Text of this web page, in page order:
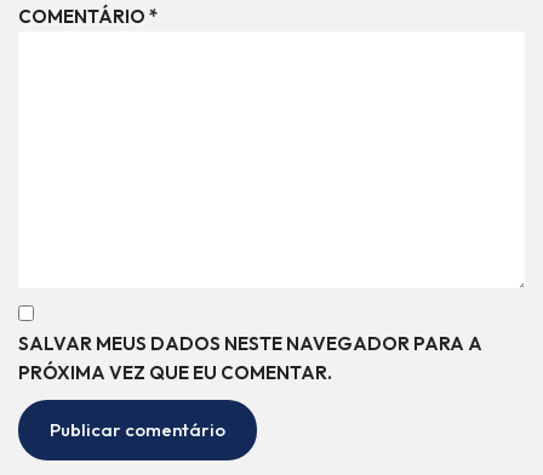
COMENTÁRIO *
SALVAR MEUS DADOS NESTE NAVEGADOR PARA A
PRÓXIMA VEZ QUE EU COMENTAR.